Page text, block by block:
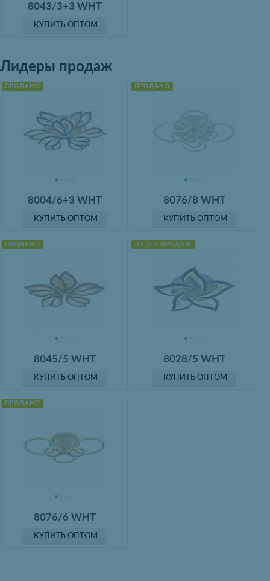
8043/3+3 WHT
КУПИТЬ ОПТОМ
Лидеры продаж
ПРОДАНО
8004/6+3 WHT
КУПИТЬ ОПТОМ
ПРОДАНО
8076/8 WHT
КУПИТЬ ОПТОМ
ПРОДАНО
8045/5 WHT
КУПИТЬ ОПТОМ
ЛИДЕР ПРОДАЖ
8028/5 WHT
КУПИТЬ ОПТОМ
ПРОДАНО
8076/6 WHT
КУПИТЬ ОПТОМ